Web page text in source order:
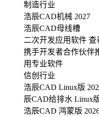
制造行业
浩辰CAD机械 2027
浩辰CAD母线槽
二次开发应用软件 查
携手开发者合作伙伴
用专业软件
信创行业
浩辰CAD Linux版
辰CAD给排水 Linux
浩辰CAD 鸿蒙版